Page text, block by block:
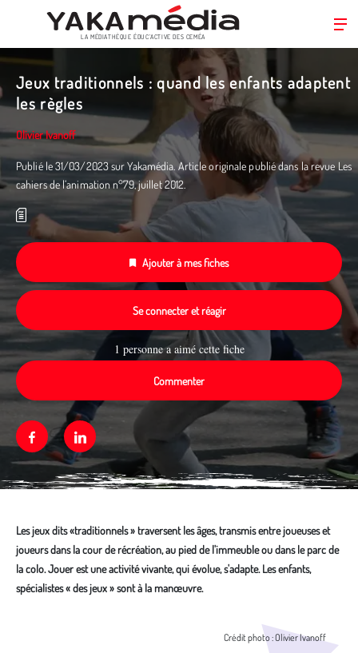
Aller
contenu
principal
LA MÉDIATHÈQUE ÉDUC’ACTIVE DES CEMÉA
Jeux traditionnels : quand les enfants adaptent
les règles
Olivier Ivanoff
Publié le 31/03/2023 sur Yakamédia. Article originale publié dans la revue Les
cahiers de l’animation n°79, juillet 2012.
Ajouter à mes fiches
Se connecter et réagir
1 personne a aimé cette fiche
Commenter
FacebookLinkedin
Les jeux dits «traditionnels » traversent les âges, transmis entre joueuses et
joueurs dans la cour de récréation, au pied de l'immeuble ou dans le parc de
la colo. Jouer est une activité vivante, qui évolue, s'adapte. Les enfants,
spécialistes « des jeux » sont à la manœuvre.
Crédit photo : Olivier Ivanoff